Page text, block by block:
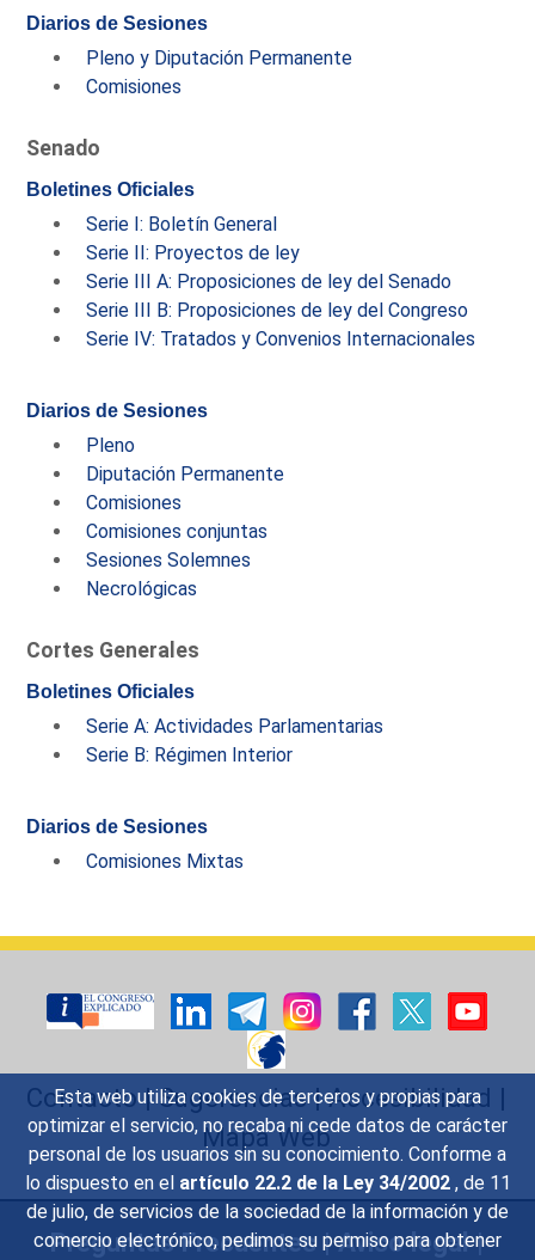
Esta web utiliza cookies de terceros y propias para
optimizar el servicio, no recaba ni cede datos de carácter
personal de los usuarios sin su conocimiento. Conforme a
lo dispuesto en el artículo 22.2 de la Ley 34/2002 , de 11
de julio, de servicios de la sociedad de la información y de
comercio electrónico, pedimos su permiso para obtener
Diarios de Sesiones
Pleno y Diputación Permanente
Comisiones
Senado
Boletines Oficiales
Serie I: Boletín General
Serie II: Proyectos de ley
Serie III A: Proposiciones de ley del Senado
Serie III B: Proposiciones de ley del Congreso
Serie IV: Tratados y Convenios Internacionales
Diarios de Sesiones
Pleno
Diputación Permanente
Comisiones
Comisiones conjuntas
Sesiones Solemnes
Necrológicas
Cortes Generales
Boletines Oficiales
Serie A: Actividades Parlamentarias
Serie B: Régimen Interior
Diarios de Sesiones
Comisiones Mixtas
Contacto|Sugerencias|Accesibilidad |
Mapa Web
Preguntas Frecuentes|Aviso legal|